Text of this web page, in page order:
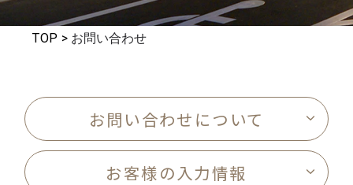
TOP > お問い合わせ
お問い合わせについて
お客様の入力情報